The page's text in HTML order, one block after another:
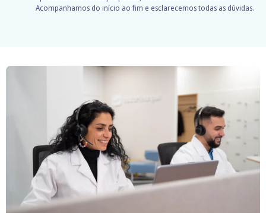
Acompanhamos do início ao fim e esclarecemos todas as dúvidas.